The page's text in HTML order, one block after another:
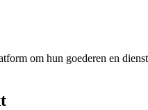
om hun goederen en